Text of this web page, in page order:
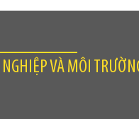
VÀ MÔI